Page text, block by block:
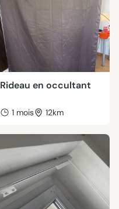
Rideau en occultant
1 mois 12km